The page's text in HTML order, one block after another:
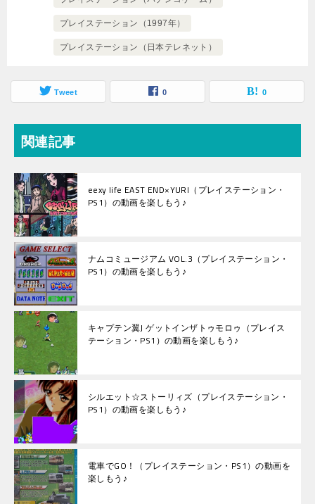
プレイステーション（1997年）
プレイステーション（日本テレネット）
Tweet 0 0
関連記事
eexy life EAST END×YURI（プレイステーション・
PS1）の動画を楽しもう♪
ナムコミュージアム VOL.3（プレイステーション・
PS1）の動画を楽しもう♪
キャプテン翼J ゲットインザトゥモロゥ（プレイス
テーション・PS1）の動画を楽しもう♪
シルエット☆ストーリィズ（プレイステーション・
PS1）の動画を楽しもう♪
電車でGO！（プレイステーション・PS1）の動画を
楽しもう♪